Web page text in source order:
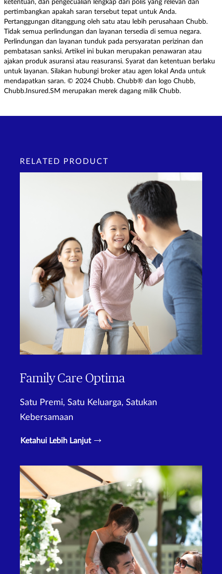
ketentuan, dan pengecualian lengkap dari polis yang relevan dan
pertimbangkan apakah saran tersebut tepat untuk Anda.
Pertanggungan ditanggung oleh satu atau lebih perusahaan Chubb.
Tidak semua perlindungan dan layanan tersedia di semua negara.
Perlindungan dan layanan tunduk pada persyaratan perizinan dan
pembatasan sanksi. Artikel ini bukan merupakan penawaran atau
ajakan produk asuransi atau reasuransi. Syarat dan ketentuan berlaku
untuk layanan. Silakan hubungi broker atau agen lokal Anda untuk
mendapatkan saran. © 2024 Chubb. Chubb® dan logo Chubb,
Chubb.Insured.SM merupakan merek dagang milik Chubb.
RELATED PRODUCT
Family Care Optima
Satu Premi, Satu Keluarga, Satukan
Kebersamaan
Ketahui Lebih Lanjut